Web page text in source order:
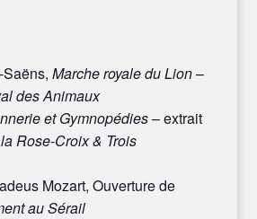
Saëns,Marche royale du Lion–
des Animaux
et Gymnopédies– extrait
Rose-Croix & Trois
Mozart, Ouverture de
au Sérail